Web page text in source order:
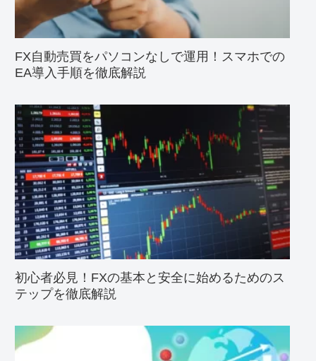
FX自動売買をパソコンなしで運用！スマホでの
EA導入手順を徹底解説
初心者必見！FXの基本と安全に始めるためのス
テップを徹底解説